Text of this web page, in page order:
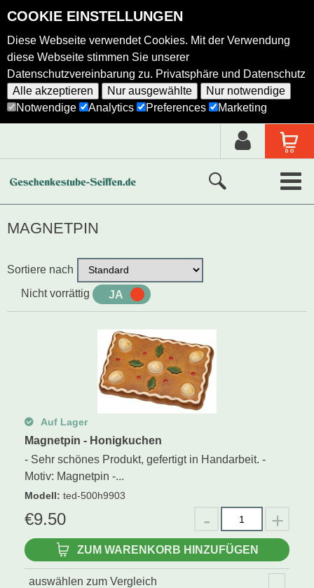
COOKIE EINSTELLUNGEN
Diese Webseite verwendet Cookies. Mit der Verwendung
diese Webseite stimmen Sie unserer
Datenschutzvereinbarung zu. Privatsphäre und Datenschutz
Alle akzeptieren
Nur ausgewählte
Nur notwendige
Notwendige
Analytics Preferences Marketing
Alle Produkte
Holzkunst nach Hersteller
MAGNETPIN
Sortiere nach
Nicht vorrättig JA
Auf Lager
Magnetpin - Honigkuchen
- Sehr schönes Produkt, gefertigt in Handarbeit. -
Motiv: Magnetpin -...
Modell: ted-500h9903
€9.50
ZUM WARENKORB HINZUFÜGEN
auswählen zum Vergleich